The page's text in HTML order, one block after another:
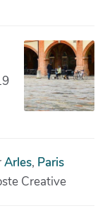
Arles, Paris
Creative